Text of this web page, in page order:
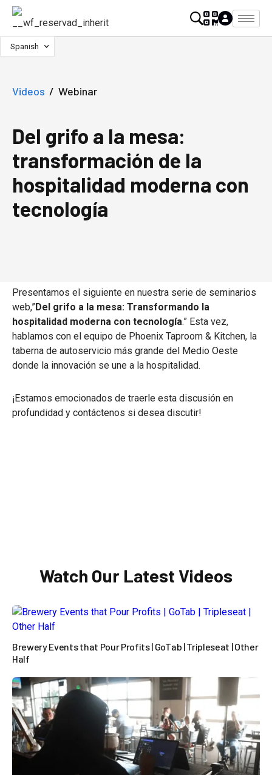
Spanish
Videos / Webinar
Del grifo a la mesa:
transformación de la
hospitalidad moderna con
tecnología

Presentamos el siguiente en nuestra serie de seminarios
web,”Del grifo a la mesa: Transformando la
hospitalidad moderna con tecnología.” Esta vez,
hablamos con el equipo de Phoenix Taproom & Kitchen, la
taberna de autoservicio más grande del Medio Oeste
donde la innovación se une a la hospitalidad.
¡Estamos emocionados de traerle esta discusión en
profundidad y contáctenos si desea discutir!
Watch Our Latest Videos

Brewery Events that Pour Profits | GoTab | Tripleseat | Other
Half